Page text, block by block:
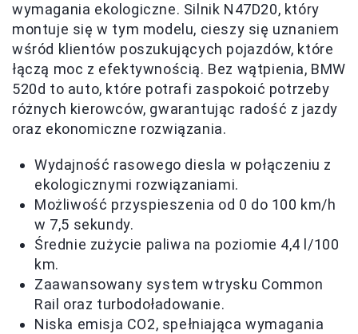
wymagania ekologiczne. Silnik N47D20, który
montuje się w tym modelu, cieszy się uznaniem
wśród klientów poszukujących pojazdów, które
łączą moc z efektywnością. Bez wątpienia, BMW
520d to auto, które potrafi zaspokoić potrzeby
różnych kierowców, gwarantując radość z jazdy
oraz ekonomiczne rozwiązania.
Wydajność rasowego diesla w połączeniu z
ekologicznymi rozwiązaniami.
Możliwość przyspieszenia od 0 do 100 km/h
w 7,5 sekundy.
Średnie zużycie paliwa na poziomie 4,4 l/100
km.
Zaawansowany system wtrysku Common
Rail oraz turbodoładowanie.
Niska emisja CO2, spełniająca wymagania